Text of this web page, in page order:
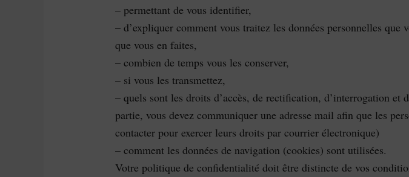
– permettant de vous identifier,
– d’expliquer comment vous traitez les données personnelles que
que vous en faites,
– combien de temps vous les conserver,
– si vous les transmettez,
– quels sont les droits d’accès, de rectification, d’interrogation et
partie, vous devez communiquer une adresse mail afin que les
contacter pour exercer leurs droits par courrier électronique)
– comment les données de navigation (cookies) sont utilisées.
Votre politique de confidentialité doit être distincte de vos